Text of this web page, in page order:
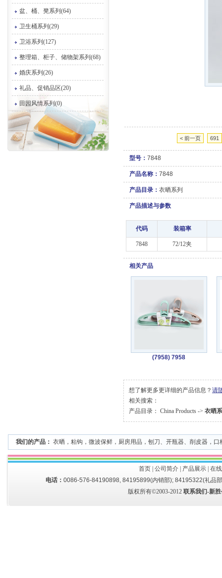
盆、桶、凳系列(64)
卫生桶系列(29)
卫浴系列(127)
整理箱、柜子、储物架系列(68)
婚庆系列(26)
礼品、促销品区(20)
田园风情系列(0)
< 前一页 691
型号： 7848
产品名称： 7848
产品目录： 衣晒系列
产品描述与参数
代码 装箱率
7848 72/12夹
相关产品
(7958) 7958
想了解更多更详细的产品信息？ 请
相关搜索：
产品目录： China Products -> 衣晒
我们的产品： 衣晒 ， 粘钩 ， 微波保鲜 ， 厨房用品 ， 刨刀、开瓶器、削皮器 ， 口
首页| 公司简介| 产品展示| 在
电话： 0086-576-84190898, 84195899(内销部); 84195322(礼品
版权所有©2003-2012 联系我们-新胜